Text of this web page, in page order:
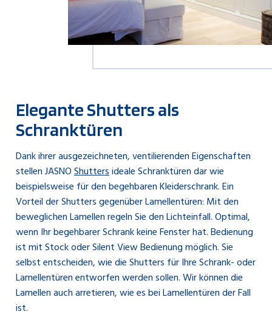
Elegante Shutters als
Schranktüren
Dank ihrer ausgezeichneten, ventilierenden Eigenschaften
stellen JASNOShuttersideale Schranktüren dar wie
beispielsweise für den begehbaren Kleiderschrank. Ein
Vorteil der Shutters gegenüber Lamellentüren: Mit den
beweglichen Lamellen regeln Sie den Lichteinfall. Optimal,
wenn Ihr begehbarer Schrank keine Fenster hat. Bedienung
ist mit Stock oder Silent View Bedienung möglich. Sie
selbst entscheiden, wie die Shutters für Ihre Schrank- oder
Lamellentüren entworfen werden sollen. Wir können die
Lamellen auch arretieren, wie es bei Lamellentüren der Fall
ist.